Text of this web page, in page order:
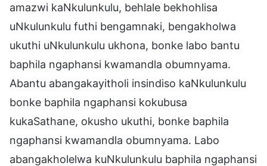
amazwi kaNkulunkulu, behlale bekhohlisa
uNkulunkulu futhi bengamnaki, bengakholwa
ukuthi uNkulunkulu ukhona, bonke labo bantu
baphila ngaphansi kwamandla obumnyama.
Abantu abangakayitholi insindiso kaNkulunkulu
bonke baphila ngaphansi kokubusa
kukaSathane, okusho ukuthi, bonke baphila
ngaphansi kwamandla obumnyama. Labo
abangakholelwa kuNkulunkulu baphila ngaphansi